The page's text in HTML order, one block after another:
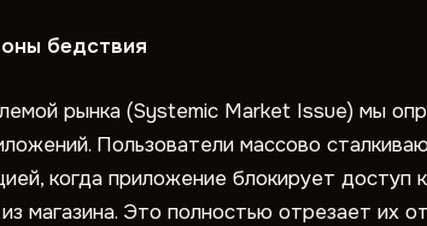
бедствия
рынка (Systemic Market Issue) мы
Пользователи массово
когда приложение блокирует доступ
магазина. Это полностью отрезает их